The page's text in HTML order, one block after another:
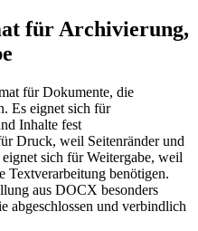
für Archivierung,
für Dokumente, die
Es eignet sich für
Inhalte fest
Druck, weil Seitenränder und
sich für Weitergabe, weil
Textverarbeitung benötigen.
aus DOCX besonders
abgeschlossen und verbindlich